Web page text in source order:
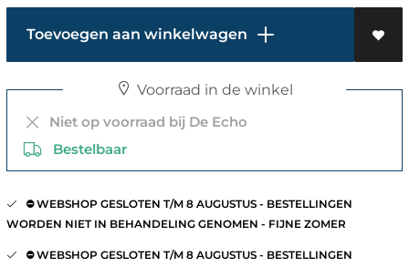
Toevoegen aan winkelwagen
Voorraad in de winkel
Niet op voorraad bij De Echo
Bestelbaar
⛔️ WEBSHOP GESLOTEN T/M 8 AUGUSTUS - BESTELLINGEN
WORDEN NIET IN BEHANDELING GENOMEN - FIJNE ZOMER
⛔️ WEBSHOP GESLOTEN T/M 8 AUGUSTUS - BESTELLINGEN